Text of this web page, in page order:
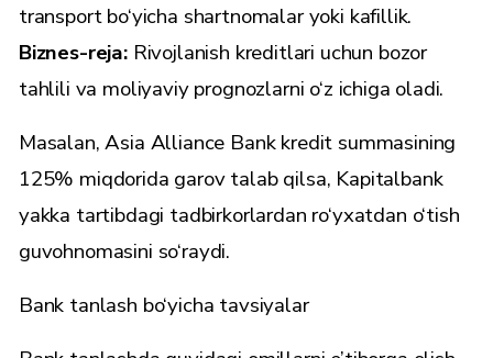
transport bo‘yicha shartnomalar yoki kafillik.
Biznes-reja:Rivojlanish kreditlari uchun bozor
tahlili va moliyaviy prognozlarni o‘z ichiga oladi.
Masalan,Asia Alliance Bankkredit summasining
125% miqdorida garov talab qilsa, Kapitalbank
yakka tartibdagi tadbirkorlardan ro‘yxatdan o‘tish
guvohnomasini so‘raydi.
Bank tanlash bo‘yicha tavsiyalar